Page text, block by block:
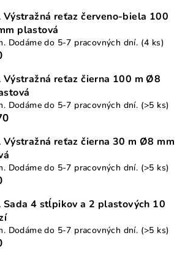
Výstražná reťaz červeno-biela 100
plastová
Dodáme do 5-7 pracovných dní. (4 ks)
Výstražná reťaz čierna 100 m Ø8
Dodáme do 5-7 pracovných dní. (>5 ks)
Výstražná reťaz čierna 30 m Ø8 mm
Dodáme do 5-7 pracovných dní. (>5 ks)
Sada 4 stĺpikov a 2 plastových 10
Dodáme do 5-7 pracovných dní. (>5 ks)